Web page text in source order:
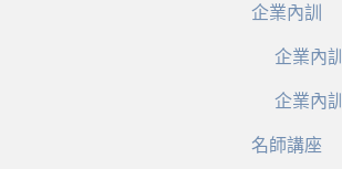
企業內訓
企業內
企業內
名師講座